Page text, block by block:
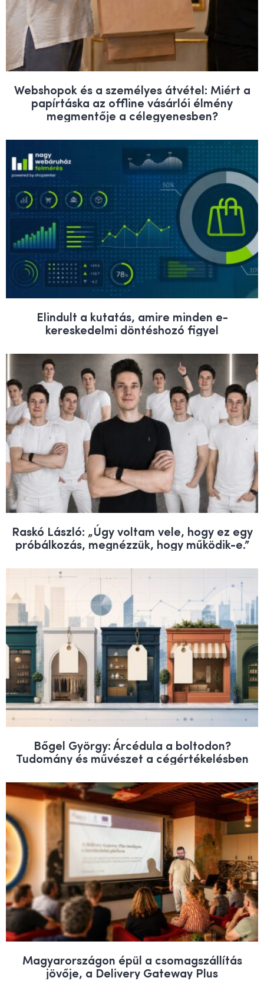
Webshopok és a személyes átvétel: Miért a
papírtáska az offline vásárlói élmény
megmentője a célegyenesben?
Elindult a kutatás, amire minden e-
kereskedelmi döntéshozó figyel
Raskó László: „Úgy voltam vele, hogy ez egy
próbálkozás, megnézzük, hogy működik-e.”
Bőgel György: Árcédula a boltodon?
Tudomány és művészet a cégértékelésben
Magyarországon épül a csomagszállítás
jövője, a Delivery Gateway Plus